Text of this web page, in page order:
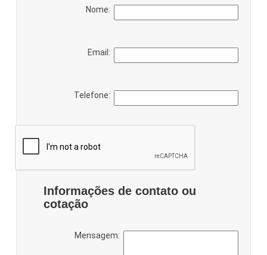
Nome:
Email:
Telefone:
Informações de contato ou
cotação
Mensagem: